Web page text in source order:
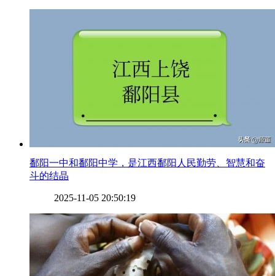
​鄱阳一中和鄱阳中学，是江西鄱阳人民勤劳、智慧和奋
斗的结晶
2025-11-05 20:50:19